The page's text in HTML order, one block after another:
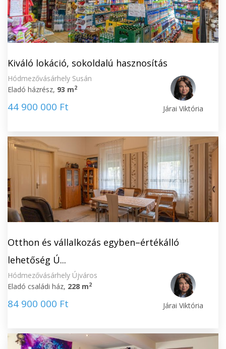
Kiváló lokáció, sokoldalú hasznosítás
Hódmezővásárhely Susán
Eladó házrész, 93 m2
44 900 000 Ft Járai Viktória
Otthon és vállalkozás egyben–értékálló
lehetőség Ú...
Hódmezővásárhely Újváros
Eladó családi ház, 228 m2
84 900 000 Ft Járai Viktória